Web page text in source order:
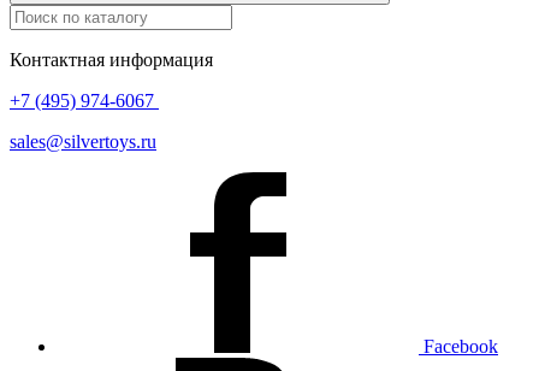
Контактная информация
+7 (495) 974-6067
sales@silvertoys.ru
Facebook